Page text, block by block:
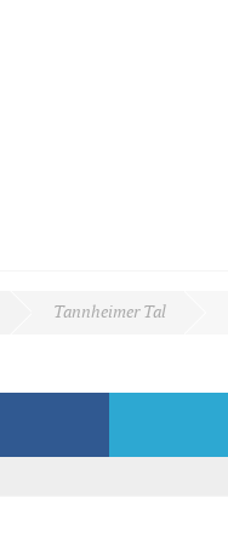
Tannheimer Tal